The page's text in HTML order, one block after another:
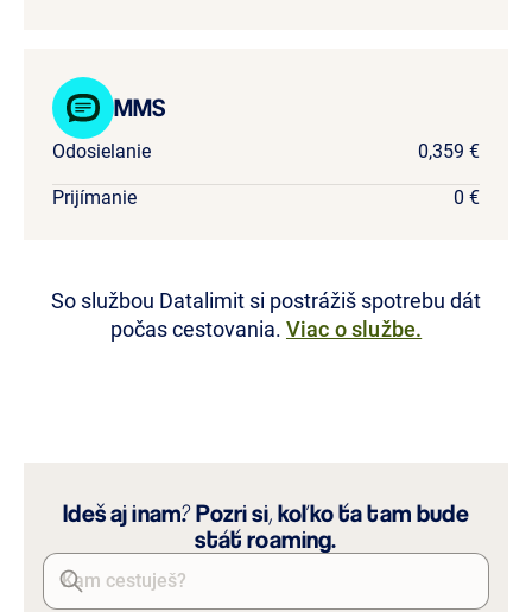
MMS
Odosielanie 0,359 €
Prijímanie 0 €
So službou Datalimit si postrážiš spotrebu dát
počas cestovania. Viac o službe.
Ideš aj inam? Pozri si, koľko ťa tam bude
stáť roaming.